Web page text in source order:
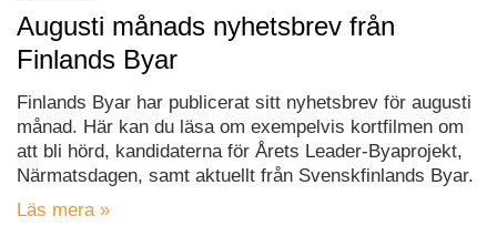
Augusti månads nyhetsbrev från
Finlands Byar
Finlands Byar har publicerat sitt nyhetsbrev för augusti
månad. Här kan du läsa om exempelvis kortfilmen om
att bli hörd, kandidaterna för Årets Leader-Byaprojekt,
Närmatsdagen, samt aktuellt från Svenskfinlands Byar.
Läs mera »